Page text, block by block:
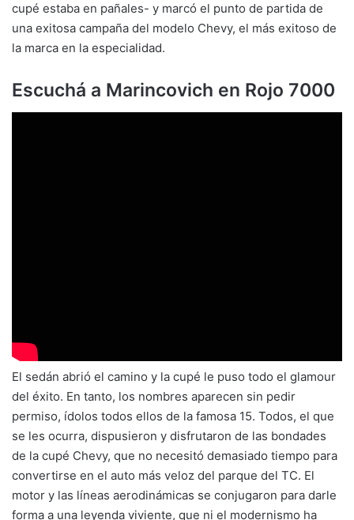
cupé estaba en pañales- y marcó el punto de partida de
una exitosa campaña del modelo Chevy, el más exitoso de
la marca en la especialidad.
Escuchá a Marincovich en Rojo 7000
El sedán abrió el camino y la cupé le puso todo el glamour
del éxito. En tanto, los nombres aparecen sin pedir
permiso, ídolos todos ellos de la famosa 15. Todos, el que
se les ocurra, dispusieron y disfrutaron de las bondades
de la cupé Chevy, que no necesitó demasiado tiempo para
convertirse en el auto más veloz del parque del TC. El
motor y las líneas aerodinámicas se conjugaron para darle
forma a una leyenda viviente, que ni el modernismo ha